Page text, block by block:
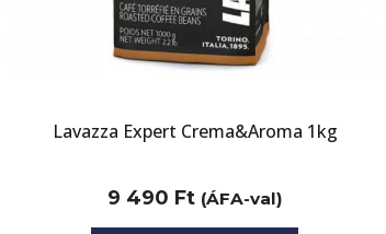
Lavazza Expert Crema&Aroma 1kg
9 490 Ft (ÁFA-val)